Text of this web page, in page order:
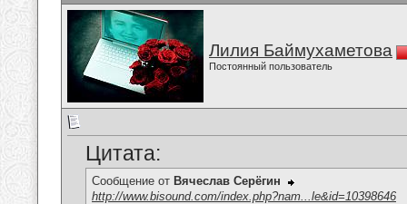
Лилия Баймухаметова
Постоянный пользователь
Цитата:
Сообщение от Вячеслав Серёгин
http://www.bisound.com/index.php?nam...le&id=10398646